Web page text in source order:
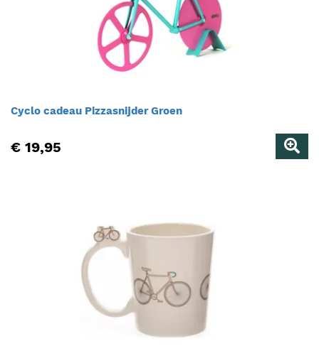
Cyclo cadeau Pizzasnijder Groen
€ 19,95